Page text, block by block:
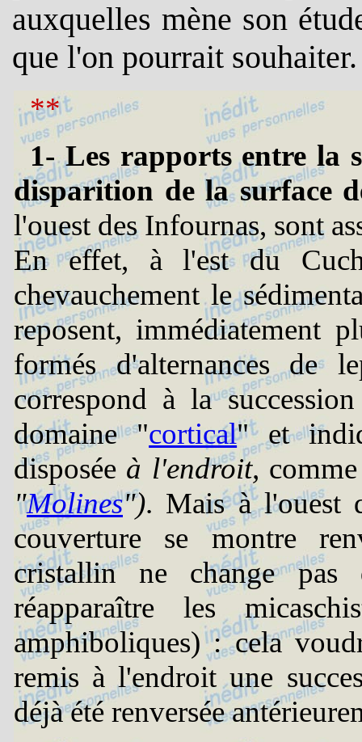
auxquelles mène son
que l'on pourrait souhaiter.
**
1- Les rapports entre la
disparition de la surface
l'ouest des Infournas, sont
En effet, à l'est du
chevauchement le
reposent, immédiatement
formés d'alternances de
correspond à la
domaine "cortical" et
disposée à l'endroit,
"Molines"). Mais à l'ouest
couverture se montre
cristallin ne change
réapparaître les
amphiboliques) : cela
remis à l'endroit une
déjà été renversée